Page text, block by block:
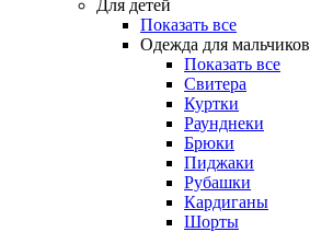
Для детей
Показать все
Одежда для мальчиков
Показать все
Свитера
Куртки
Раунднеки
Брюки
Пиджаки
Рубашки
Кардиганы
Шорты